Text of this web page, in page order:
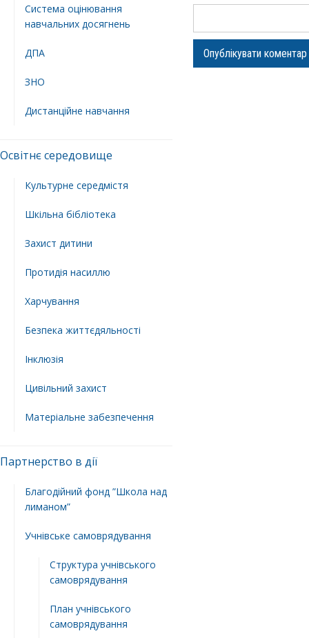
Система оцінювання
навчальних досягнень
ДПА
ЗНО
Дистанційне навчання
Освітнє середовище
Культурне середмістя
Шкільна бібліотека
Захист дитини
Протидія насиллю
Харчування
Безпека життєдяльності
Інклюзія
Цивільний захист
Матеріальне забезпечення
Партнерство в дії
Благодійний фонд ”Школа над
лиманом”
Учнівське самоврядування
Структура учнiвського
самоврядування
План учнiвського
самоврядування